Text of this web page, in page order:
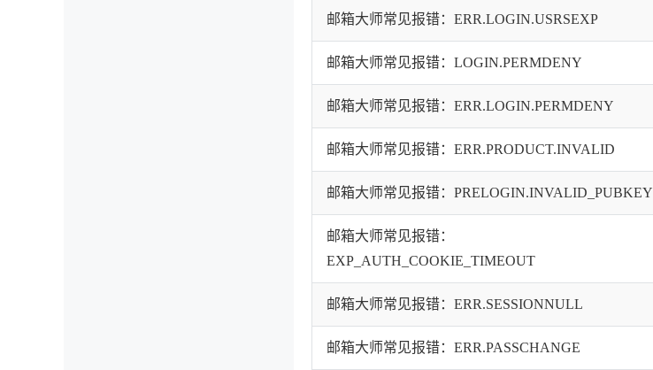
邮箱大师常见报错：ERR.LOGIN.USRSEXP
邮箱大师常见报错：LOGIN.PERMDENY
邮箱大师常见报错：ERR.LOGIN.PERMDENY
邮箱大师常见报错：ERR.PRODUCT.INVALID
邮箱大师常见报错：PRELOGIN.INVALID_PUBKEY
邮箱大师常见报错：
EXP_AUTH_COOKIE_TIMEOUT
邮箱大师常见报错：ERR.SESSIONNULL
邮箱大师常见报错：ERR.PASSCHANGE